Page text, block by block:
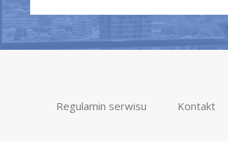
Regulamin serwisu Kontakt